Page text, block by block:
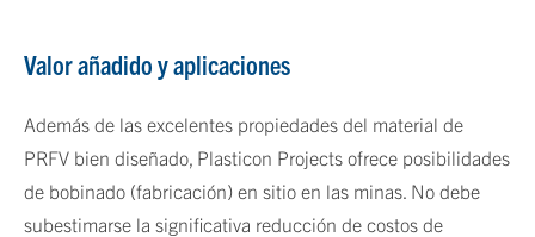
Valor añadido y aplicaciones
Además de las excelentes propiedades del material de
PRFV bien diseñado, Plasticon Projects ofrece posibilidades
de bobinado (fabricación) en sitio en las minas. No debe
subestimarse la significativa reducción de costos de